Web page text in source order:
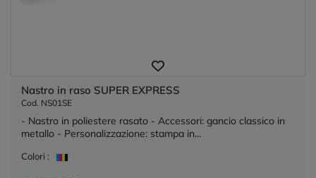
Nastro in raso SUPER EXPRESS
Cod. NS01SE
- Nastro in poliestere rasato - Accessori: gancio classico in
metallo - Personalizzazione: stampa in...
Colori :